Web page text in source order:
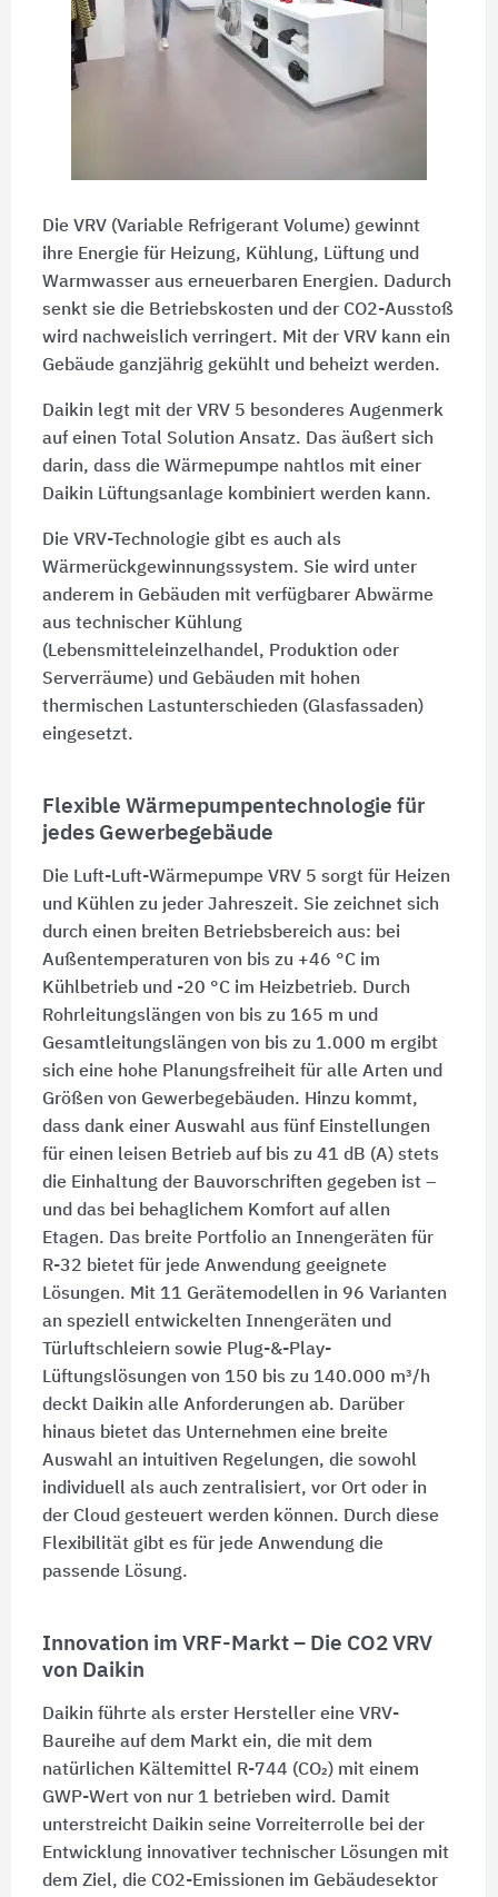
Die VRV (Variable Refrigerant Volume) gewinnt
ihre Energie für Heizung, Kühlung, Lüftung und
Warmwasser aus erneuerbaren Energien. Dadurch
senkt sie die Betriebskosten und der CO2-Ausstoß
wird nachweislich verringert. Mit der VRV kann ein
Gebäude ganzjährig gekühlt und beheizt werden.
Daikin legt mit der VRV 5 besonderes Augenmerk
auf einen Total Solution Ansatz. Das äußert sich
darin, dass die Wärmepumpe nahtlos mit einer
Daikin Lüftungsanlage kombiniert werden kann.
Die VRV-Technologie gibt es auch als
Wärmerückgewinnungssystem. Sie wird unter
anderem in Gebäuden mit verfügbarer Abwärme
aus technischer Kühlung
(Lebensmitteleinzelhandel, Produktion oder
Serverräume) und Gebäuden mit hohen
thermischen Lastunterschieden (Glasfassaden)
eingesetzt.
Flexible Wärmepumpentechnologie für
jedes Gewerbegebäude
Die Luft-Luft-Wärmepumpe VRV 5 sorgt für Heizen
und Kühlen zu jeder Jahreszeit. Sie zeichnet sich
durch einen breiten Betriebsbereich aus: bei
Außentemperaturen von bis zu +46 °C im
Kühlbetrieb und -20 °C im Heizbetrieb. Durch
Rohrleitungslängen von bis zu 165 m und
Gesamtleitungslängen von bis zu 1.000 m ergibt
sich eine hohe Planungsfreiheit für alle Arten und
Größen von Gewerbegebäuden. Hinzu kommt,
dass dank einer Auswahl aus fünf Einstellungen
für einen leisen Betrieb auf bis zu 41 dB (A) stets
die Einhaltung der Bauvorschriften gegeben ist –
und das bei behaglichem Komfort auf allen
Etagen. Das breite Portfolio an Innengeräten für
R-32 bietet für jede Anwendung geeignete
Lösungen. Mit 11 Gerätemodellen in 96 Varianten
an speziell entwickelten Innengeräten und
Türluftschleiern sowie Plug-&-Play-
Lüftungslösungen von 150 bis zu 140.000 m³/h
deckt Daikin alle Anforderungen ab. Darüber
hinaus bietet das Unternehmen eine breite
Auswahl an intuitiven Regelungen, die sowohl
individuell als auch zentralisiert, vor Ort oder in
der Cloud gesteuert werden können. Durch diese
Flexibilität gibt es für jede Anwendung die
passende Lösung.
Innovation im VRF-Markt – Die CO2 VRV
von Daikin
Daikin führte als erster Hersteller eine VRV-
Baureihe auf dem Markt ein, die mit dem
natürlichen Kältemittel R-744 (CO₂) mit einem
GWP-Wert von nur 1 betrieben wird. Damit
unterstreicht Daikin seine Vorreiterrolle bei der
Entwicklung innovativer technischer Lösungen mit
dem Ziel, die CO2-Emissionen im Gebäudesektor